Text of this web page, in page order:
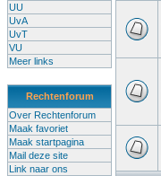
UU
UvA
UvT
VU
Meer links
Rechtenforum
Over Rechtenforum
Maak favoriet
Maak startpagina
Mail deze site
Link naar ons